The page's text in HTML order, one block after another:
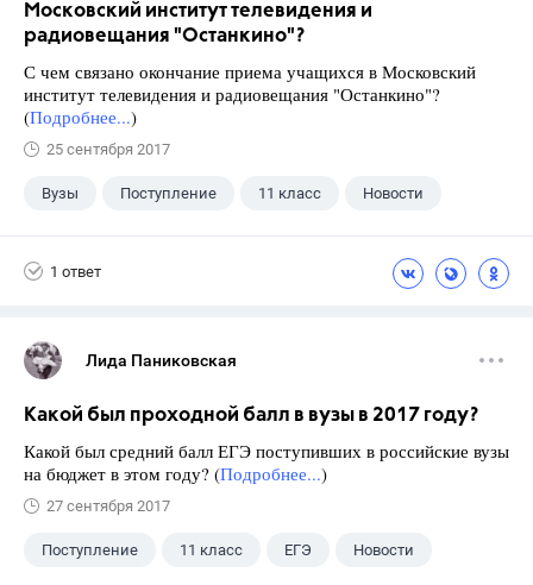
Московский институт телевидения и
радиовещания "Останкино"?
С чем связано окончание приема учащихся в Московский
институт телевидения и радиовещания "Останкино"?
(Подробнее...)
25 сентября 2017
Вузы Поступление 11 класс Новости
1 ответ
Лида Паниковская
Какой был проходной балл в вузы в 2017 году?
Какой был средний балл ЕГЭ поступивших в российские вузы
на бюджет в этом году? (Подробнее...)
27 сентября 2017
Поступление 11 класс ЕГЭ Новости